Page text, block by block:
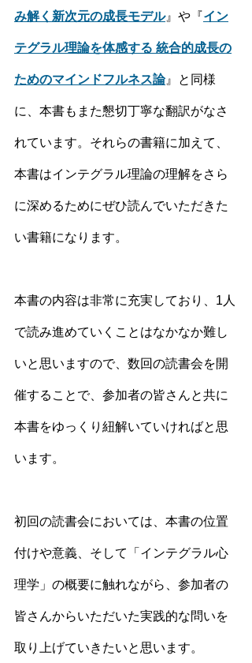
み解く新次元の成長モデル』や『イン
テグラル理論を体感する 統合的成長の
ためのマインドフルネス論』と同様
に、本書もまた懇切丁寧な翻訳がなさ
れています。それらの書籍に加えて、
本書はインテグラル理論の理解をさら
に深めるためにぜひ読んでいただきた
い書籍になります。
本書の内容は非常に充実しており、1人
で読み進めていくことはなかなか難し
いと思いますので、数回の読書会を開
催することで、参加者の皆さんと共に
本書をゆっくり紐解いていければと思
います。
初回の読書会においては、本書の位置
付けや意義、そして「インテグラル心
理学」の概要に触れながら、参加者の
皆さんからいただいた実践的な問いを
取り上げていきたいと思います。